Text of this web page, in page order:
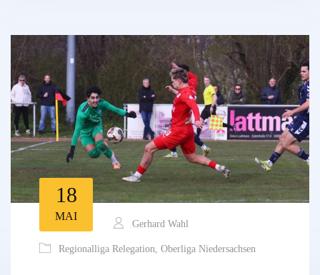
18
MAI
Gerhard Wahl
Regionalliga Relegation, Oberliga Niedersachsen